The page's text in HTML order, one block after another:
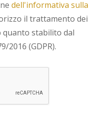
dell'informativa sulla
il trattamento dei
quanto stabilito dal
2016 (GDPR).